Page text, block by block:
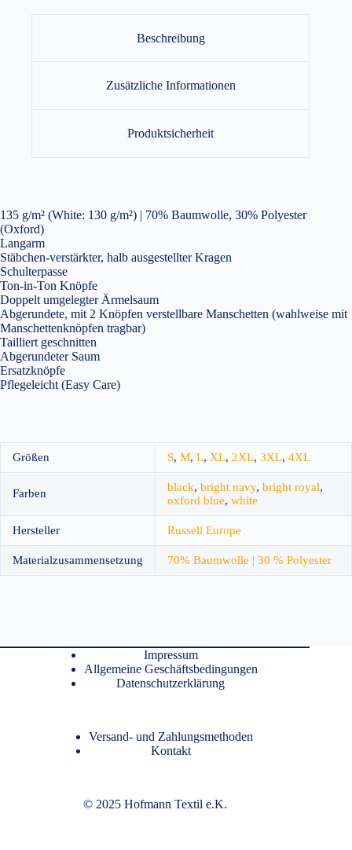
Beschreibung
Zusätzliche Informationen
Produktsicherheit
135 g/m² (White: 130 g/m²) | 70% Baumwolle, 30% Polyester
(Oxford)
Langarm
Stäbchen-verstärkter, halb ausgestellter Kragen
Schulterpasse
Ton-in-Ton Knöpfe
Doppelt umgelegter Ärmelsaum
Abgerundete, mit 2 Knöpfen verstellbare Manschetten (wahlweise mit
Manschettenknöpfen tragbar)
Tailliert geschnitten
Abgerundeter Saum
Ersatzknöpfe
Pflegeleicht (Easy Care)
Größen S, M, L, XL, 2XL, 3XL, 4XL
Farben black, bright navy, bright royal,
oxford blue, white
Hersteller Russell Europe
Materialzusammensetzung 70% Baumwolle | 30 % Polyester
Impressum
Allgemeine Geschäftsbedingungen
Datenschutzerklärung
Versand- und Zahlungsmethoden
Kontakt
© 2025 Hofmann Textil e.K.